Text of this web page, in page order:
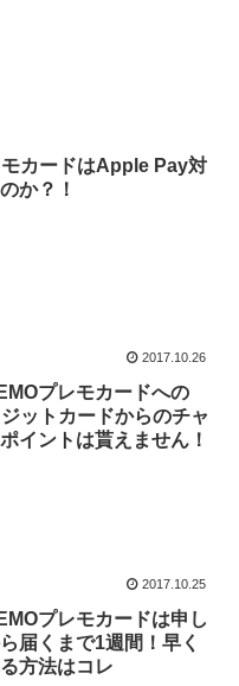
カードはApple Pay対
か？！
2017.10.26
プレモカードへの
ットカードからのチャ
イントは貰えません！
2017.10.25
プレモカードは申し
届くまで1週間！早く
方法はコレ